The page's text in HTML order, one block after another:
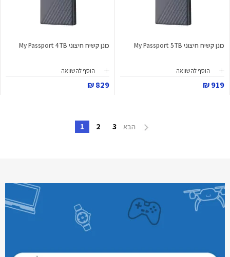
כונן קשיח חיצוני My Passport 5TB
הוסף להשוואה
919 ₪
כונן קשיח חיצוני My Passport 4TB
הוסף להשוואה
829 ₪
הבא 3
2
1